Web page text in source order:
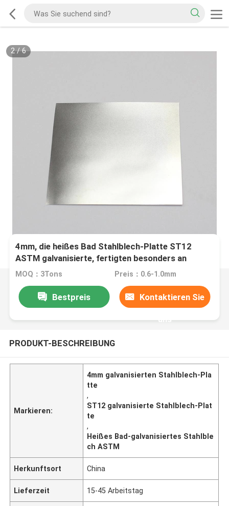
2/6
4mm, die heißes Bad Stahlblech-Platte ST12
ASTM galvanisierte, fertigten besonders an
MOQ：3Tons Preis：0.6-1.0mm
Bestpreis Kontaktieren Sie
uns
PRODUKT-BESCHREIBUNG
Markieren:
4mm galvanisierten Stahlblech-Pla
tte
,
ST12 galvanisierte Stahlblech-Plat
te
,
Heißes Bad-galvanisiertes Stahlble
ch ASTM
Herkunftsort China
Lieferzeit 15-45 Arbeitstag